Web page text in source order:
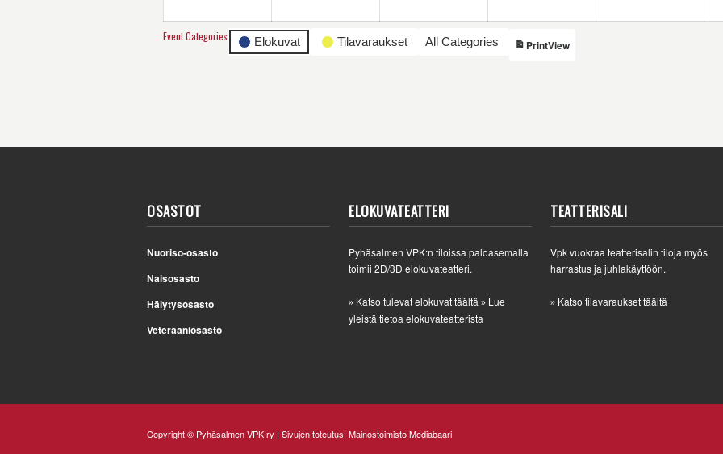
Event Categories Elokuvat Tilavaraukset All Categories PrintView
OSASTOT
Nuoriso-osasto
Naisosasto
Hälytysosasto
Veteraaniosasto
ELOKUVATEATTERI
Pyhäsalmen VPK:n tiloissa paloasemalla
toimii 2D/3D elokuvateatteri.
» Katso tulevat elokuvat täältä » Lue
yleistä tietoa elokuvateatterista
TEATTERISALI
Vpk vuokraa teatterisalin tiloja myös
harrastus ja juhlakäyttöön.
» Katso tilavaraukset täältä
Copyright © Pyhäsalmen VPK ry | Sivujen toteutus: Mainostoimisto Mediabaari